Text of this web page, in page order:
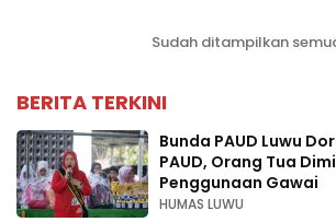
Sudah ditampilkan
BERITA TERKINI
Bunda PAUD Luwu
PAUD, Orang Tua
Penggunaan Gawai
HUMAS LUWU